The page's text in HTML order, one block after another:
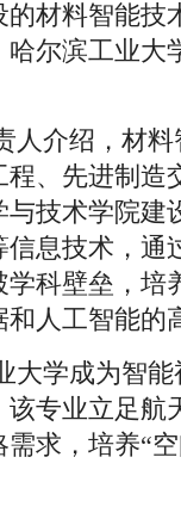
材料智能技
尔滨工业大
人介绍，材
、先进制造
技术学院建
息技术，通
科壁垒，培
人工智能的
大学成为智
专业立足航
求，培养“